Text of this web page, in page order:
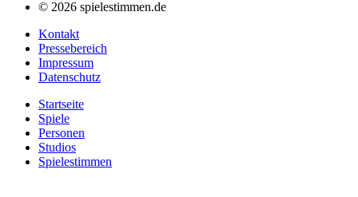
© 2026 spielestimmen.de
Kontakt
Pressebereich
Impressum
Datenschutz
Startseite
Spiele
Personen
Studios
Spielestimmen